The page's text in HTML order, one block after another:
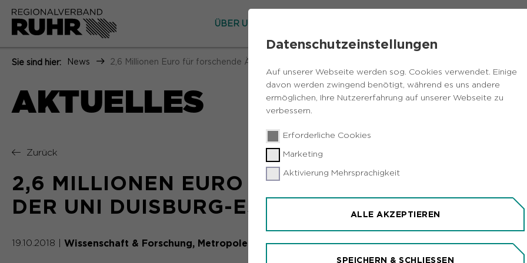
Datenschutzeinstellungen
Auf unserer Webseite werden sog. Cookies verwendet. Einige
davon werden zwingend benötigt, während es uns andere
ermöglichen, Ihre Nutzererfahrung auf unserer Webseite zu
verbessern.
Erforderliche Cookies
Marketing
Aktivierung Mehrsprachigkeit
ALLE AKZEPTIEREN
SPEICHERN & SCHLIESSEN
ÜBER UNS
Sie sind hier: News 2,6 Millionen Euro für forschende Ärzte an der Uni Duisburg-Essen
AKTUELLES
Zurück
2,6 MILLIONEN EURO FÜR FORSCHENDE
DER UNI DUISBURG-ESSEN
19.10.2018 Wissenschaft & Forschung Metropole Ruhr Essen Medizin